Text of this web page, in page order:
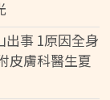
事 1原因全身
皮膚科醫生夏